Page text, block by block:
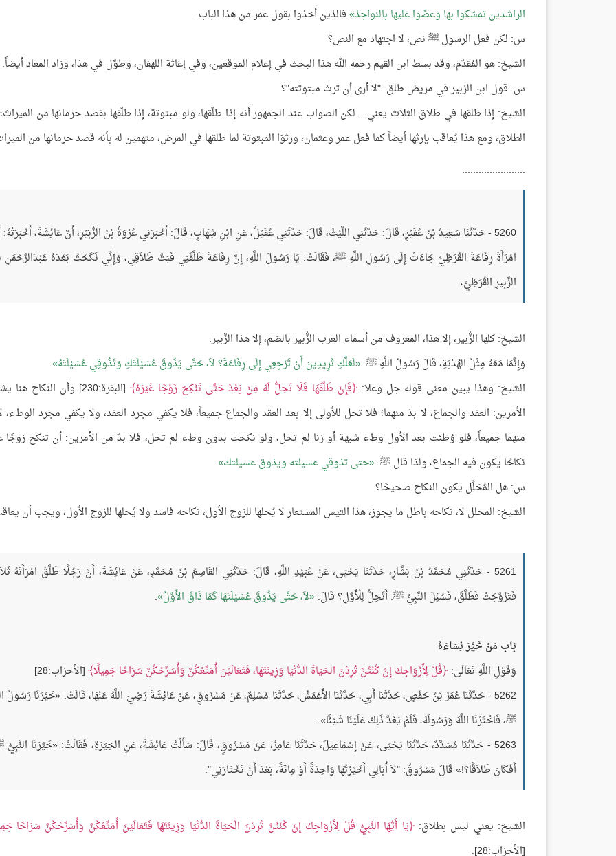
الراشدين تمسّكوا بها وعضّوا عليها بالنواجذ فالذين أخذوا بقول عمر من هذا الباب.
س: لكن فعل الرسول ﷺ نص، لا اجتهاد مع النص؟
الشيخ: هو المُقدّم، وقد بسط ابن القيم رحمه الله هذا البحث في إعلام الموقعين، وفي إغاثة اللهفان، وطوَّل في هذا، وزاد المعاد أيضاً.
س: قول ابن الزبير في مريض طلق: "لا أرى أن ترث مبتوتته"؟
الشيخ: إذا طلقها في طلاق الثلاث يعني... لكن الصواب عند الجمهور أنه إذا طلّقها، ولو مبتوتة، إذا طلّقها بقصد حرمانها من
الطلاق، ومع هذا يُعاقب بإرثها أيضاً كما فعل عمر وعثمان، ورثوّا المبتوتة لما طلقها في المرض، متهمين له بأنه قصد حرمانها من
.......................
5260 - حَدَّثَنَا سَعِيدُ بْنُ عُفَيْرٍ، قَالَ: حَدَّثَنِي اللَّيْثُ، قَالَ: حَدَّثَنِي عُقَيْلٌ، عَنِ ابْنِ شِهَابٍ، قَالَ: أَخْبَرَنِي عُرْوَةُ بْنُ الزُّبَيْرِ، أَنَّ عَائِشَةَ،
امْرَأَةَ رِفَاعَةَ القُرَظِيِّ جَاءَتْ إِلَى رَسُولِ اللَّهِ ﷺ، فَقَالَتْ: يَا رَسُولَ اللَّهِ، إِنَّ رِفَاعَةَ طَلَّقَنِي فَبَتَّ طَلاَقِي، وَإِنِّي نَكَحْتُ بَعْدَهُ عَبْدَالرَّحْمَنِ
الزَّبِيرِ القُرَظِيَّ،
الشيخ: كلها الزُّبير، إلا هذا، المعروف من أسماء العرب الزُّبير بالضم، إلا هذا الزَّبير.
وَإِنَّمَا مَعَهُ مِثْلُ الهُدْبَةِ، قَالَ رَسُولُ اللَّهِ ﷺ: لَعَلَّكِ تُرِيدِينَ أَنْ تَرْجِعِي إِلَى رِفَاعَةَ؟ لاَ، حَتَّى يَذُوقَ عُسَيْلَتَكِ وَتَذُوقِي عُسَيْلَتَهُ .
الشيخ: وهذا يبين معنى قوله جل وعلا: فَإِنْ طَلَّقَهَا فَلَا تَحِلُّ لَهُ مِنْ بَعْدُ حَتَّى تَنْكِحَ زَوْجًا غَيْرَهُ
[البقرة:230] وأن النكاح
الأمرين: العقد والجماع، لا بدّ منهما؛ فلا تحل للأولى إلا بعد العقد والجماع جميعاً، فلا يكفي مجرد العقد، ولا يكفي مجرد الوطء،
منهما جميعاً، فلو وُطئت بعد الأول وطء شبهة أو زنا لم تحل، ولو نكحت بدون وطء لم تحل، فلا بدّ من الأمرين: أن تنكح زوجًا
نكاحًا يكون فيه الجماع، ولذا قال ﷺ: حتى تذوقي عسيلته ويذوق عسيلتك .
س: هل المُحَلِّل يكون النكاح صحيحًا؟
الشيخ: المحلل لا، نكاحه باطل ما يجوز، هذا التيس المستعار لا يُحلها للزوج الأول، نكاحه فاسد ولا يُحلها للزوج الأول، ويجب أن
5261 - حَدَّثَنِي مُحَمَّدُ بْنُ بَشَّارٍ، حَدَّثَنَا يَحْيَى، عَنْ عُبَيْدِ اللَّهِ، قَالَ: حَدَّثَنِي القَاسِمُ بْنُ مُحَمَّدٍ، عَنْ عَائِشَةَ، أَنَّ رَجُلًا طَلَّقَ امْرَأَتَهُ
فَتَزَوَّجَتْ فَطَلَّقَ، فَسُئِلَ النَّبِيُّ ﷺ: أَتَحِلُّ لِلْأَوَّلِ؟ قَالَ: لاَ، حَتَّى يَذُوقَ عُسَيْلَتَهَا كَمَا ذَاقَ الأَوَّلُ .
بَاب مَنْ خَيَّرَ نِسَاءَهُ
وَقَوْلِ اللَّهِ تَعَالَى: قُلْ لِأَزْوَاجِكَ إِنْ كُنْتُنَّ تُرِدْنَ الحَيَاةَ الدُّنْيَا وَزِينَتَهَا، فَتَعَالَيْنَ أُمَتِّعْكُنَّ وَأُسَرِّحْكُنَّ سَرَاحًا جَمِيلًا [الأحزاب:28]
5262 - حَدَّثَنَا عُمَرُ بْنُ حَفْصٍ، حَدَّثَنَا أَبِي، حَدَّثَنَا الأَعْمَشُ، حَدَّثَنَا مُسْلِمٌ، عَنْ مَسْرُوقٍ، عَنْ عَائِشَةَ رَضِيَ اللَّهُ عَنْهَا، قَالَتْ: «خَيَّرَنَا رَسُولُ
ﷺ، فَاخْتَرْنَا اللَّهَ وَرَسُولَهُ، فَلَمْ يَعُدَّ ذَلِكَ عَلَيْنَا شَيْئًا».
5263 - حَدَّثَنَا مُسَدَّدٌ، حَدَّثَنَا يَحْيَى، عَنْ إِسْمَاعِيلَ، حَدَّثَنَا عَامِرٌ، عَنْ مَسْرُوقٍ، قَالَ: سَأَلْتُ عَائِشَةَ، عَنِ الخِيَرَةِ، فَقَالَتْ: «خَيَّرَنَا
أَفَكَانَ طَلاَقًا؟!» قَالَ مَسْرُوقٌ: "لاَ أُبَالِي أَخَيَّرْتُهَا وَاحِدَةً أَوْ مِائَةً، بَعْدَ أَنْ تَخْتَارَنِي".
الشيخ: يعني ليس بطلاق: يَا أَيُّهَا النَّبِيُّ قُلْ لِأَزْوَاجِكَ إِنْ كُنْتُنَّ تُرِدْنَ الْحَيَاةَ الدُّنْيَا وَزِينَتَهَا فَتَعَالَيْنَ أُمَتِّعْكُنَّ وَأُسَرِّحْكُنَّ سَرَاحًا
[الأحزاب:28].